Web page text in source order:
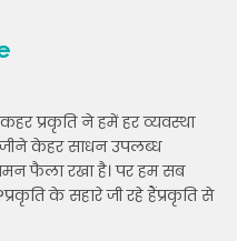
प्रकृति ने हमें हर व्यवस्था
जीने केहर साधन उपलब्ध
फैला रखा है। पर हम सब
के सहारे जी रहे हैंप्रकृति से